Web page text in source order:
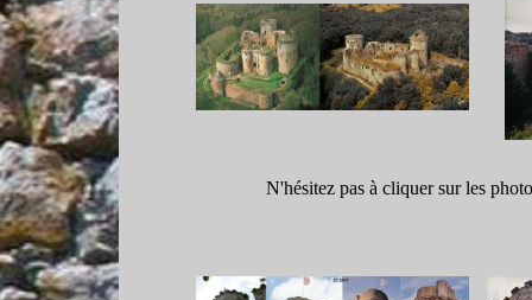
N'hésitez pas à cliquer sur les